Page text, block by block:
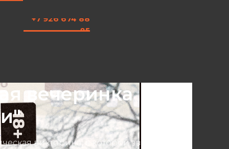
+7 926 674 88
85
вечеринка
викторина, в которой звездным